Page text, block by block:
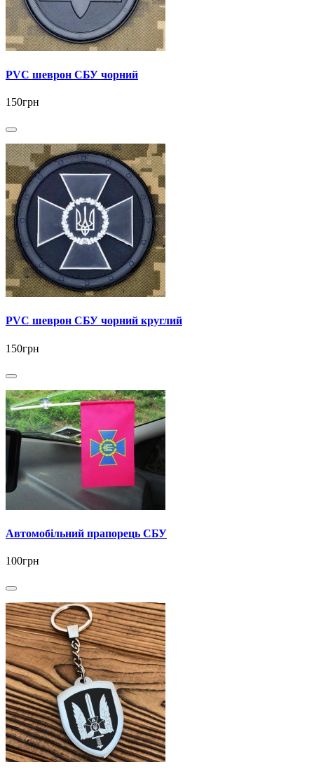
PVC шеврон СБУ чорний
150грн
PVC шеврон СБУ чорний круглий
150грн
Автомобільний прапорець СБУ
100грн